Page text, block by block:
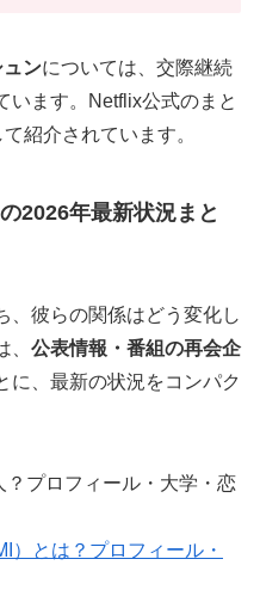
ュンについては、交際継続
います。Netflix公式のまと
紹介されています。
2026年最新状況まと
、彼らの関係はどう変化し
公表情報・番組の再会企
に、最新の状況をコンパク
プロフィール・大学・恋
）とは？プロフィール・